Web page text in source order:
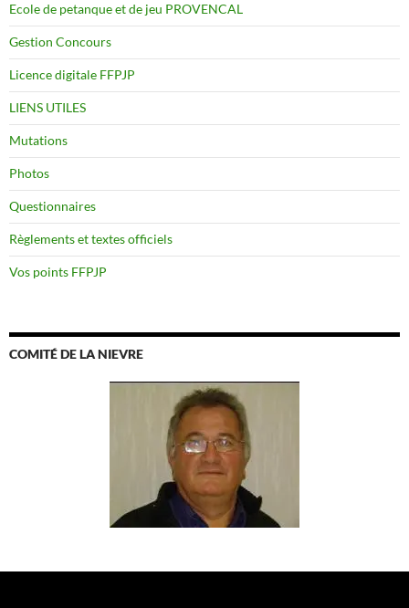
Ecole de petanque et de jeu PROVENCAL
Gestion Concours
Licence digitale FFPJP
LIENS UTILES
Mutations
Photos
Questionnaires
Règlements et textes officiels
Vos points FFPJP
COMITÉ DE LA NIEVRE